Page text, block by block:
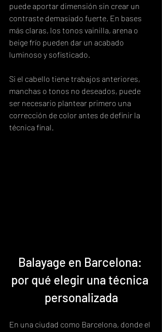
puede aportar dimensión sin crear un
contraste demasiado fuerte. En bases
más claras, los tonos vainilla, arena o
beige frío pueden dar un acabado
luminoso y sofisticado.
Si el cabello tiene trabajos anteriores,
manchas o tonos no deseados, puede
ser necesario plantear primero una
corrección de color antes de definir la
técnica final.
Balayage en Barcelona:
por qué elegir una técnica
personalizada
En una ciudad como Barcelona, donde el